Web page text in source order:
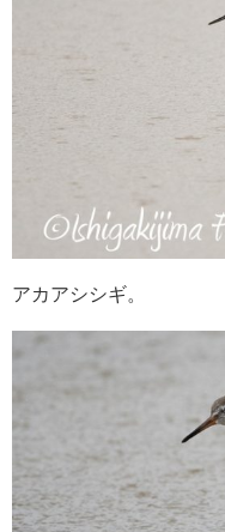
アカアシシギ。